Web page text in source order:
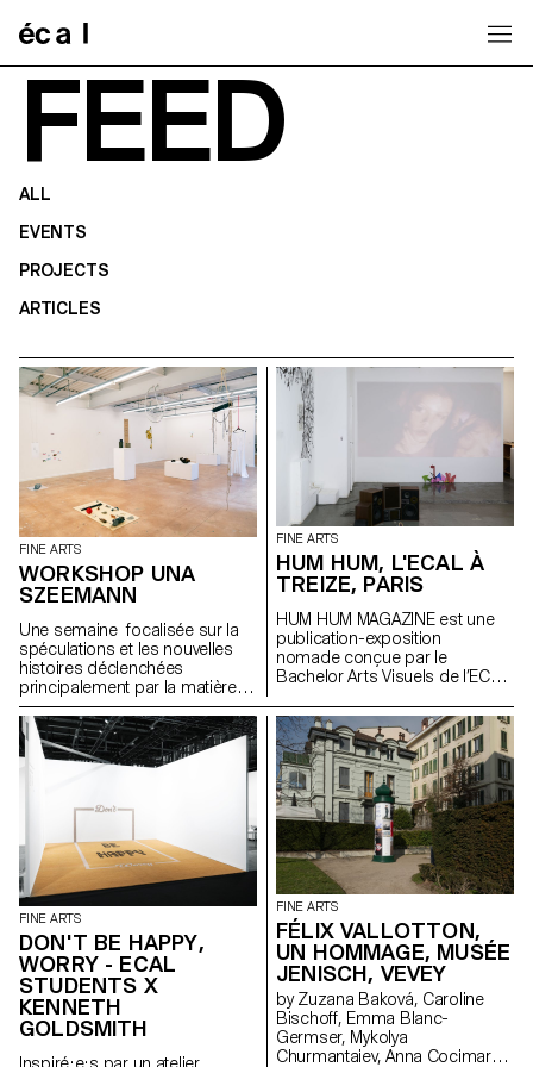
FEED
ALL
EVENTS
PROJECTS
ARTICLES
FINE ARTS
WORKSHOP UNA
SZEEMANN
Une semaine focalisée sur la
spéculations et les nouvelles
histoires déclenchées
principalement par la matière
avec l'artiste Una Szeemann.
Les étudiant.exs ont orienté
leurs réflexions sur le pouvoir
des objets, du point de vue de
oriented ontology, de la
FINE ARTS
HUM HUM, L'ECAL À
TREIZE, PARIS
HUM HUM MAGAZINE est une
publication-exposition
nomade conçue par le
Bachelor Arts Visuels de l’ECAL
la galerie parisienne Treize.
Organisée autour d'une série
d'invitations, chaque édition est
pensée par les étudiant·e·s du
Bachelor Arts Visuels comme
une exposition facilement
diffusable et activable à l’infini. À
l’occasion du lancement de
son premier numéro, HUM
HUM MAGAZINE investit Treize à
Paris pour y déployer son
sommaire à l’échelle du lieu. Un
projet initié par Philippe
Decrauzat, Gallien Déjean et
Stéphane Kropf.
FINE ARTS
DON'T BE HAPPY,
WORRY - ECAL
STUDENTS X
KENNETH
GOLDSMITH
Inspiré·e·s par un atelier
FINE ARTS
FÉLIX VALLOTTON,
UN HOMMAGE, MUSÉE
JENISCH, VEVEY
by Zuzana Baková, Caroline
Bischoff, Emma Blanc-
Germser, Mykolya
Churmantaiev, Anna Cocimarov,